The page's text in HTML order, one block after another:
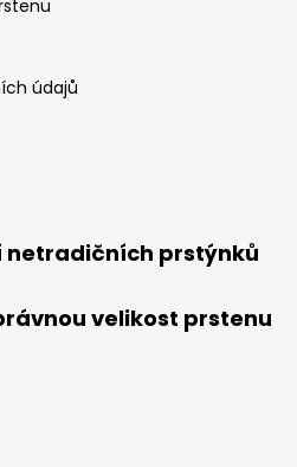
údajů
netradičních prstýnků
velikost prstenu